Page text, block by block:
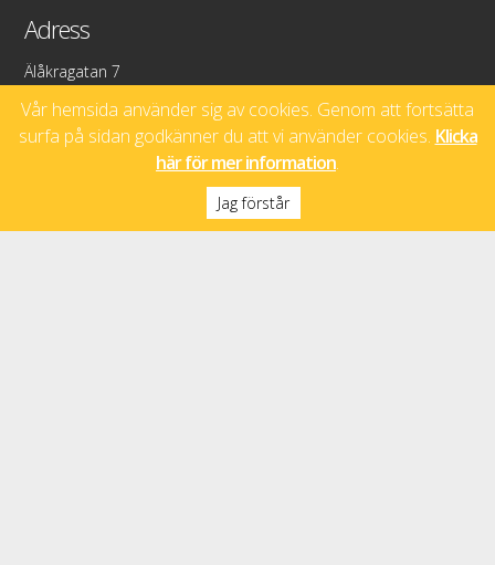
Adress
Älåkragatan 7
Sociala medier
Vår hemsida använder sig av cookies. Genom att fortsätta
surfa på sidan godkänner du att vi använder cookies. Klicka
här för mer information.
Jag förstår